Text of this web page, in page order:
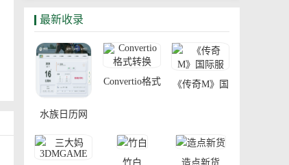
最新收录
水族日历网
Convertio格式 《传奇M》国
竹白 造点新货